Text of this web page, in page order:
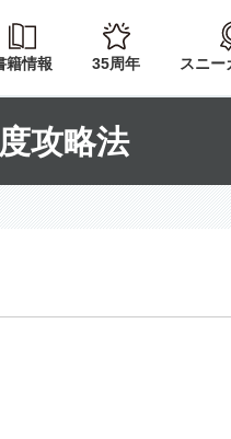
籍情報 35周年 スニー
攻略法